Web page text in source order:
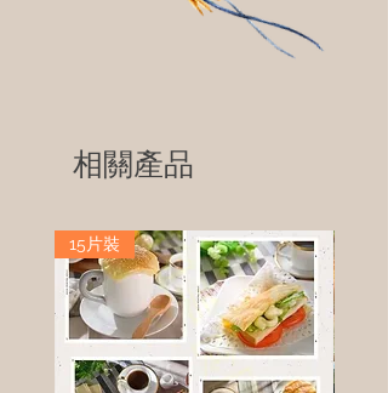
相關產品
15片裝